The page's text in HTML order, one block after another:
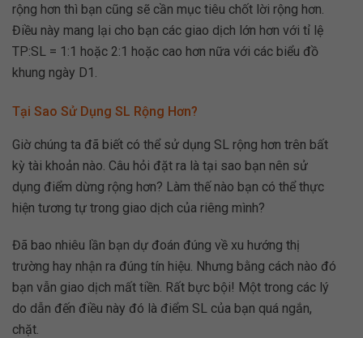
rộng hơn thì bạn cũng sẽ cần mục tiêu chốt lời rộng hơn.
Điều này mang lại cho bạn các giao dịch lớn hơn với tỉ lệ
TP:SL = 1:1 hoặc 2:1 hoặc cao hơn nữa với các biểu đồ
khung ngày D1.
Tại Sao Sử Dụng SL Rộng Hơn?
Giờ chúng ta đã biết có thể sử dụng SL rộng hơn trên bất
kỳ tài khoản nào. Câu hỏi đặt ra là tại sao bạn nên sử
dụng điểm dừng rộng hơn? Làm thế nào bạn có thể thực
hiện tương tự trong giao dịch của riêng mình?
Đã bao nhiêu lần bạn dự đoán đúng về xu hướng thị
trường hay nhận ra đúng tín hiệu. Nhưng bằng cách nào đó
bạn vẫn giao dịch mất tiền. Rất bực bội! Một trong các lý
do dẫn đến điều này đó là điểm SL của bạn quá ngắn,
chặt.